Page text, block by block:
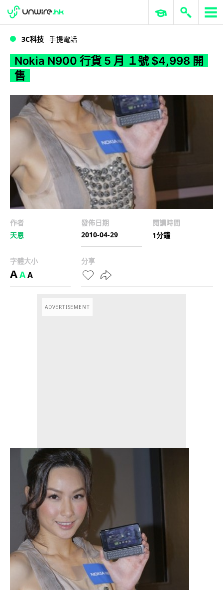
Nokia N900 行貨 5 月 １號 $4,998 開售
WWDC 2026 ERP 與商業 AI
3C科技 手提電話
Nokia N900 行貨 5 月 １號 $4,998 開
售
作者
天恩
發佈日期
2010-04-29
閱讀時間
1分鐘
字體大小
AAA
分享
ADVERTISEMENT